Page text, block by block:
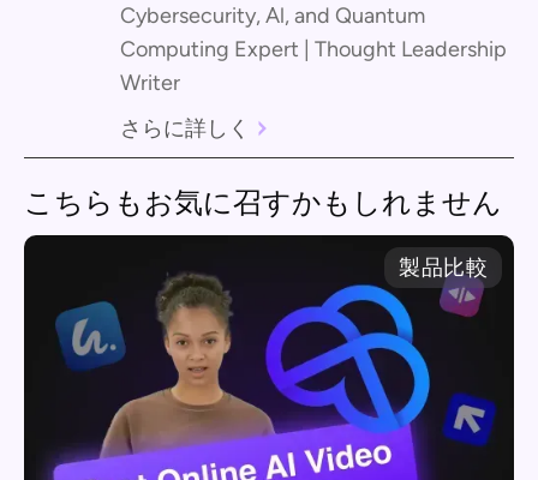
Cybersecurity, Al, and Quantum
Computing Expert | Thought Leadership
Writer
さらに詳しく
こちらもお気に召すかもしれません
製品比較